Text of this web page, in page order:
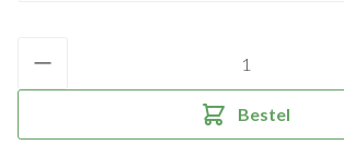
Bestel